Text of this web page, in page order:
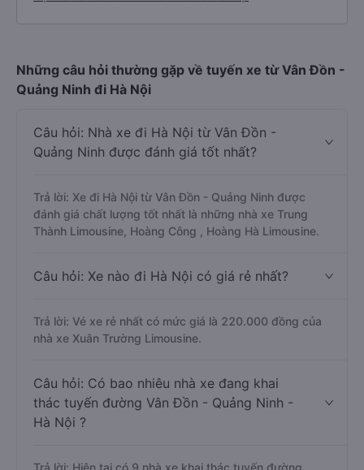
Những câu hỏi thường gặp về tuyến xe từ Vân Đồn -
Quảng Ninh đi Hà Nội
Câu hỏi: Nhà xe đi Hà Nội từ Vân Đồn -
Quảng Ninh được đánh giá tốt nhất?
Trả lời: Xe đi Hà Nội từ Vân Đồn - Quảng Ninh được
đánh giá chất lượng tốt nhất là những nhà xe Trung
Thành Limousine, Hoàng Công , Hoàng Hà Limousine.
Câu hỏi: Xe nào đi Hà Nội có giá rẻ nhất?
Trả lời: Vé xe rẻ nhất có mức giá là 220.000 đồng của
nhà xe Xuân Trường Limousine.
Câu hỏi: Có bao nhiêu nhà xe đang khai
thác tuyến đường Vân Đồn - Quảng Ninh -
Hà Nội ?
Trả lời: Hiện tại có 9 nhà xe khai thác tuyến đường.